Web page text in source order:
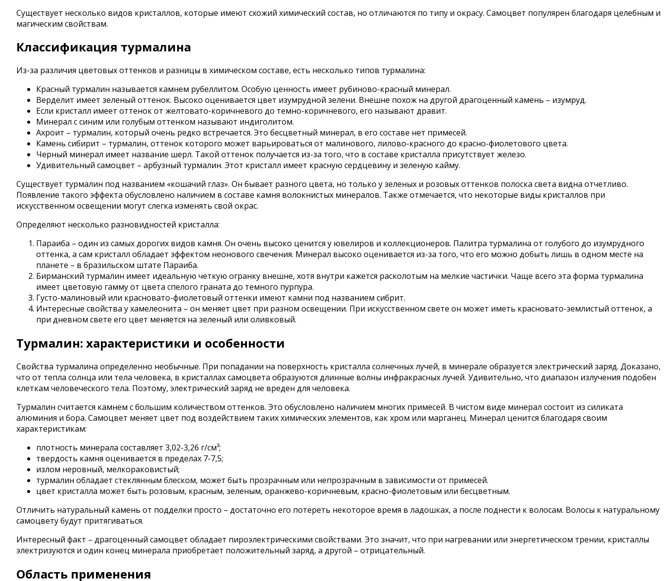
Существует несколько видов кристаллов, которые имеют схожий химический состав, но отличаются по типу и окрасу. Самоцвет популярен благодаря целебным и
магическим свойствам.
Классификация турмалина
Из-за различия цветовых оттенков и разницы в химическом составе, есть несколько типов турмалина:
Красный турмалин называется камнем рубеллитом. Особую ценность имеет рубиново-красный минерал.
Верделит имеет зеленый оттенок. Высоко оценивается цвет изумрудной зелени. Внешне похож на другой драгоценный камень – изумруд.
Если кристалл имеет оттенок от желтовато-коричневого до темно-коричневого, его называют дравит.
Минерал с синим или голубым оттенком называют индиголитом.
Ахроит – турмалин, который очень редко встречается. Это бесцветный минерал, в его составе нет примесей.
Камень сибирит – турмалин, оттенок которого может варьироваться от малинового, лилово-красного до красно-фиолетового цвета.
Черный минерал имеет название шерл. Такой оттенок получается из-за того, что в составе кристалла присутствует железо.
Удивительный самоцвет – арбузный турмалин. Этот кристалл имеет красную сердцевину и зеленую кайму.
Существует турмалин под названием «кошачий глаз». Он бывает разного цвета, но только у зеленых и розовых оттенков полоска света видна отчетливо.
Появление такого эффекта обусловлено наличием в составе камня волокнистых минералов. Также отмечается, что некоторые виды кристаллов при
искусственном освещении могут слегка изменять свой окрас.
Определяют несколько разновидностей кристалла:
Параиба – один из самых дорогих видов камня. Он очень высоко ценится у ювелиров и коллекционеров. Палитра турмалина от голубого до изумрудного
оттенка, а сам кристалл обладает эффектом неонового свечения. Минерал высоко оценивается из-за того, что его можно добыть лишь в одном месте на
планете – в бразильском штате Параиба.
Бирманский турмалин имеет идеальную четкую огранку внешне, хотя внутри кажется расколотым на мелкие частички. Чаще всего эта форма турмалина
имеет цветовую гамму от цвета спелого граната до темного пурпура.
Густо-малиновый или красновато-фиолетовый оттенки имеют камни под названием сибрит.
Интересные свойства у хамелеонита – он меняет цвет при разном освещении. При искусственном свете он может иметь красновато-землистый оттенок, а
при дневном свете его цвет меняется на зеленый или оливковый.
Турмалин: характеристики и особенности
Свойства турмалина определенно необычные. При попадании на поверхность кристалла солнечных лучей, в минерале образуется электрический заряд. Доказано,
что от тепла солнца или тела человека, в кристаллах самоцвета образуются длинные волны инфракрасных лучей. Удивительно, что диапазон излучения подобен
клеткам человеческого тела. Поэтому, электрический заряд не вреден для человека.
Турмалин считается камнем с большим количеством оттенков. Это обусловлено наличием многих примесей. В чистом виде минерал состоит из силиката
алюминия и бора. Самоцвет меняет цвет под воздействием таких химических элементов, как хром или марганец. Минерал ценится благодаря своим
характеристикам:
плотность минерала составляет 3,02-3,26 г/см³;
твердость камня оценивается в пределах 7-7,5;
излом неровный, мелкораковистый;
турмалин обладает стеклянным блеском, может быть прозрачным или непрозрачным в зависимости от примесей.
цвет кристалла может быть розовым, красным, зеленым, оранжево-коричневым, красно-фиолетовым или бесцветным.
Отличить натуральный камень от подделки просто – достаточно его потереть некоторое время в ладошках, а после поднести к волосам. Волосы к натуральному
самоцвету будут притягиваться.
Интересный факт – драгоценный самоцвет обладает пироэлектрическими свойствами. Это значит, что при нагревании или энергетическом трении, кристаллы
электризуются и один конец минерала приобретает положительный заряд, а другой – отрицательный.
Область применения